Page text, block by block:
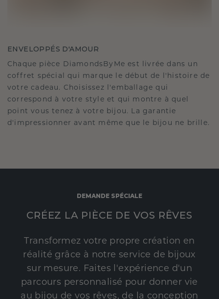
ENVELOPPÉS D'AMOUR
Chaque pièce DiamondsByMe est livrée dans un
coffret spécial qui marque le début de l'histoire de
votre cadeau. Choisissez l'emballage qui
correspond à votre style et qui montre à quel
point vous tenez à votre bijou. La garantie
d'impressionner avant même que le bijou ne brille.
DEMANDE SPÉCIALE
CRÉEZ LA PIÈCE DE VOS RÊVES
Transformez votre propre création en
réalité grâce à notre service de bijoux
sur mesure. Faites l'expérience d'un
parcours personnalisé pour donner vie
au bijou de vos rêves, de la conception